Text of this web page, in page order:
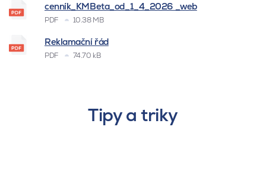
cenník_KMBeta_od_1_4_2026 _web
PDF 10.38 MB
Reklamační řád
PDF 74.70 kB
Tipy a triky